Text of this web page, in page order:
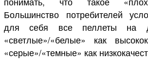
Большинство потребителей
для себя все пеллеты на
«светлые»/«белые» как
«серые»/«темные» как